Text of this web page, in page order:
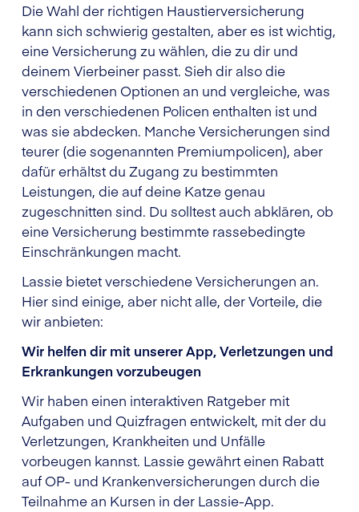
Die Wahl der richtigen Haustierversicherung
kann sich schwierig gestalten, aber es ist wichtig,
eine Versicherung zu wählen, die zu dir und
deinem Vierbeiner passt. Sieh dir also die
verschiedenen Optionen an und vergleiche, was
in den verschiedenen Policen enthalten ist und
was sie abdecken. Manche Versicherungen sind
teurer (die sogenannten Premiumpolicen), aber
dafür erhältst du Zugang zu bestimmten
Leistungen, die auf deine Katze genau
zugeschnitten sind. Du solltest auch abklären, ob
eine Versicherung bestimmte rassebedingte
Einschränkungen macht.
Lassie bietet verschiedene Versicherungen an.
Hier sind einige, aber nicht alle, der Vorteile, die
wir anbieten:
Wir helfen dir mit unserer App, Verletzungen und
Erkrankungen vorzubeugen
Wir haben einen interaktiven Ratgeber mit
Aufgaben und Quizfragen entwickelt, mit der du
Verletzungen, Krankheiten und Unfälle
vorbeugen kannst. Lassie gewährt einen Rabatt
auf OP- und Krankenversicherungen durch die
Teilnahme an Kursen in der Lassie-App.